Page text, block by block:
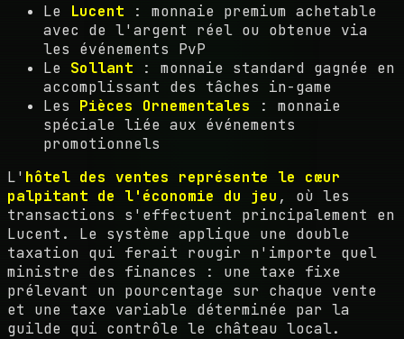
Le Lucent : monnaie premium achetable
avec de l'argent réel ou obtenue via
les événements PvP
Le Sollant : monnaie standard gagnée en
accomplissant des tâches in-game
Les Pièces Ornementales : monnaie
spéciale liée aux événements
promotionnels
L' hôtel des ventes représente le cœur
palpitant de l'économie du jeu , où les
transactions s'effectuent principalement en
Lucent. Le système applique une double
taxation qui ferait rougir n'importe quel
ministre des finances : une taxe fixe
prélevant un pourcentage sur chaque vente
et une taxe variable déterminée par la
guilde qui contrôle le château local.